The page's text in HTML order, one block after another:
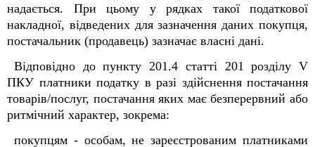
надається. При цьому у рядках такої податкової
накладної, відведених для зазначення даних покупця,
постачальник (продавець) зазначає власні дані.
Відповідно до пункту 201.4 статті 201 розділу V
ПКУ платники податку в разі здійснення постачання
товарів/послуг, постачання яких має безперервний або
ритмічний характер, зокрема:
покупцям - особам, не зареєстрованим платниками